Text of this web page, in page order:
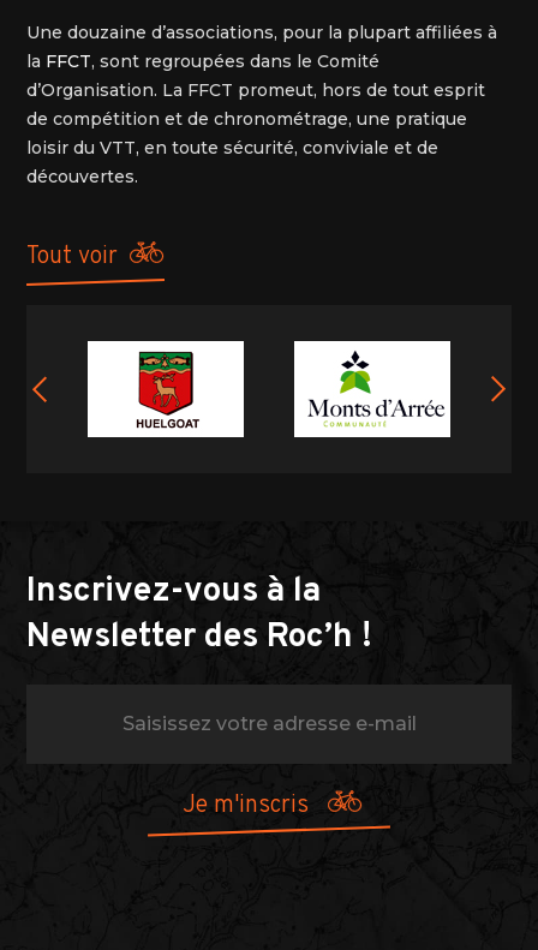
Une douzaine d’associations, pour la plupart affiliées à
la FFCT, sont regroupées dans le Comité
d’Organisation. La FFCT promeut, hors de tout esprit
de compétition et de chronométrage, une pratique
loisir du VTT, en toute sécurité, conviviale et de
découvertes.
tout voir
Inscrivez-vous à la
Newsletter des Roc’h !